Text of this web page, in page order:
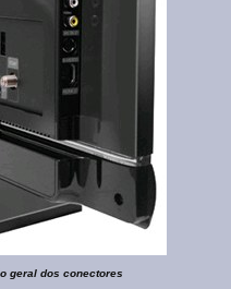
geral dos conectores